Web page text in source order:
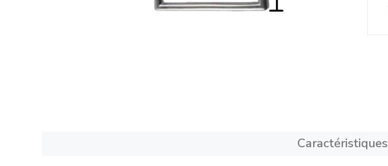
Caractéristiques